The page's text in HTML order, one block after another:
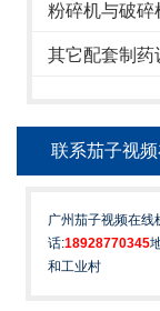
粉碎机与破碎
其它配套制药
联系茄子视
广州茄子视频在线
话:18928770345
和工业村